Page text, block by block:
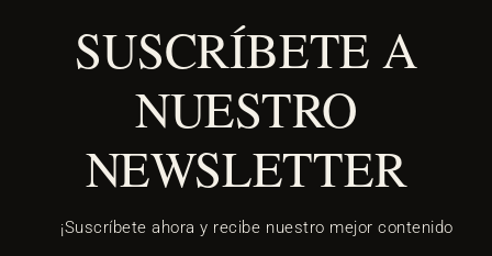
SUSCRÍBETE A
NUESTRO
NEWSLETTER
¡Suscríbete ahora y recibe nuestro mejor contenido